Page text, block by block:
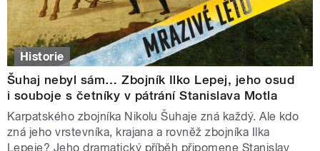
Historie
Šuhaj nebyl sám… Zbojník Ilko Lepej, jeho osud
i souboje s četníky v pátrání Stanislava Motla
Karpatského zbojníka Nikolu Šuhaje zná každý. Ale kdo
zná jeho vrstevníka, krajana a rovněž zbojníka Ilka
Lepeje? Jeho dramatický příběh připomene Stanislav